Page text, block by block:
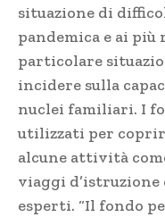
situazione di
pandemica e ai
particolare
incidere sulla
nuclei familiari. I
utilizzati per
alcune attività
viaggi
esperti. “Il fondo